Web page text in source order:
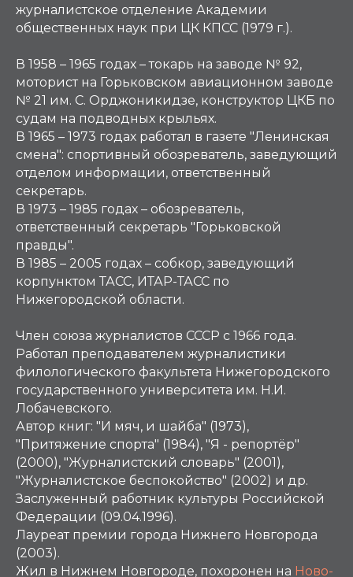
журналистское отделение Академии
общественных наук при ЦК КПСС (1979 г.).
В 1958 – 1965 годах – токарь на заводе № 92,
моторист на Горьковском авиационном заводе
№ 21 им. С. Орджоникидзе, конструктор ЦКБ по
судам на подводных крыльях.
В 1965 – 1973 годах работал в газете "Ленинская
смена": спортивный обозреватель, заведующий
отделом информации, ответственный
секретарь.
В 1973 – 1985 годах – обозреватель,
ответственный секретарь "Горьковской
правды".
В 1985 – 2005 годах – собкор, заведующий
корпунктом ТАСС, ИТАР-ТАСС по
Нижегородской области.
Член союза журналистов СССР с 1966 года.
Работал преподавателем журналистики
филологического факультета Нижегородского
государственного университета им. Н.И.
Лобачевского.
Автор книг: "И мяч, и шайба" (1973),
"Притяжение спорта" (1984), "Я - репортёр"
(2000), "Журналистский словарь" (2001),
"Журналистское беспокойство" (2002) и др.
Заслуженный работник культуры Российской
Федерации (09.04.1996).
Лауреат премии города Нижнего Новгорода
(2003).
Жил в Нижнем Новгороде, похоронен на Ново-